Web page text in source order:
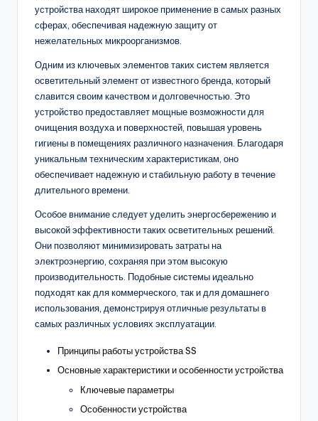
устройства находят широкое применение в самых разных
сферах, обеспечивая надежную защиту от
нежелательных микроорганизмов.
Одним из ключевых элементов таких систем является
осветительный элемент от известного бренда, который
славится своим качеством и долговечностью. Это
устройство предоставляет мощные возможности для
очищения воздуха и поверхностей, повышая уровень
гигиены в помещениях различного назначения. Благодаря
уникальным техническим характеристикам, оно
обеспечивает надежную и стабильную работу в течение
длительного времени.
Особое внимание следует уделить энергосбережению и
высокой эффективности таких осветительных решений.
Они позволяют минимизировать затраты на
электроэнергию, сохраняя при этом высокую
производительность. Подобные системы идеально
подходят как для коммерческого, так и для домашнего
использования, демонстрируя отличные результаты в
самых различных условиях эксплуатации.
Принципы работы устройства SS
Основные характеристики и особенности устройства
Ключевые параметры
Особенности устройства